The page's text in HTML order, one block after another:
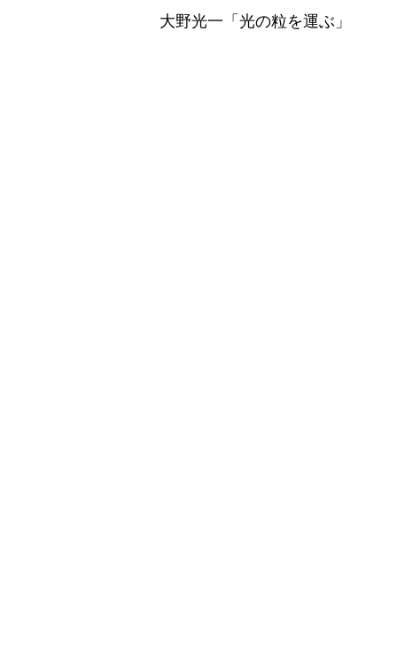
大野光一「光の粒を運ぶ」